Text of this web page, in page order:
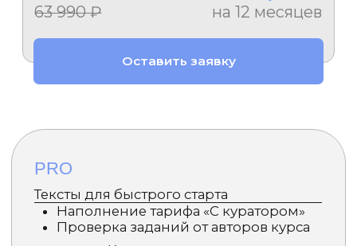
78/00675461 от 4 сентября 2023 года.
Образовательные услуги оказываются в соответствии с
лицензировании отдельных видов деятельности».